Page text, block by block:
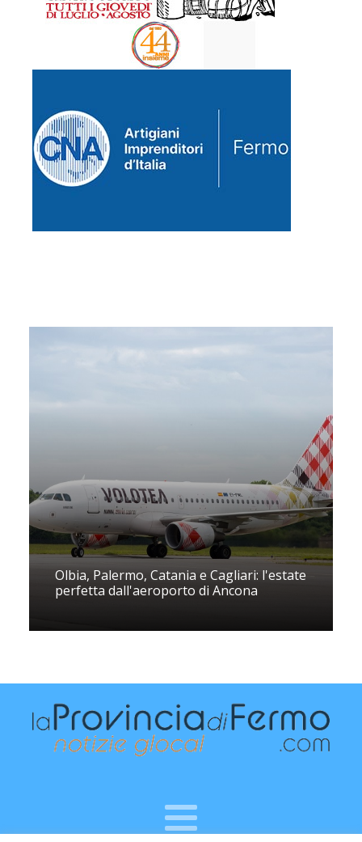
Olbia, Palermo, Catania e Cagliari: l'estate
perfetta dall'aeroporto di Ancona